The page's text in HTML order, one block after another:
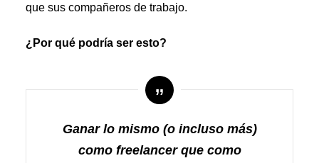
que sus compañeros de trabajo.
¿Por qué podría ser esto?
Ganar lo mismo (o incluso más)
como freelancer que como